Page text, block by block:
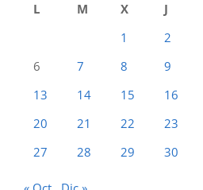
L
M X J
1
2
6
7 8 9
13
14 15 16
20
21 22 23
27
28 29 30